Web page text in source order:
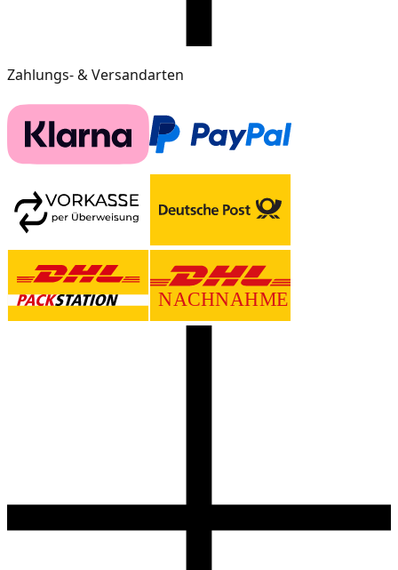
Zahlungs- & Versandarten